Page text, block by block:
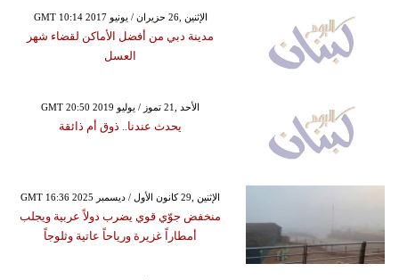
GMT 10:14 2017 الإثنين ,26 حزيران / يونيو
مدينة دبي من أفضل الأماكن لقضاء شهر
العسل
GMT 20:50 2019 الأحد ,21 تموز / يوليو
يحدث عندنا.. ذوق أم ذائقة
GMT 16:36 2025 الإثنين ,29 كانون الأول / ديسمبر
منخفض جوّي قوي يضرب دولاً عربية ويجلب
أمطاراً غزيرة ورياحاً عاتية وثلوجاً